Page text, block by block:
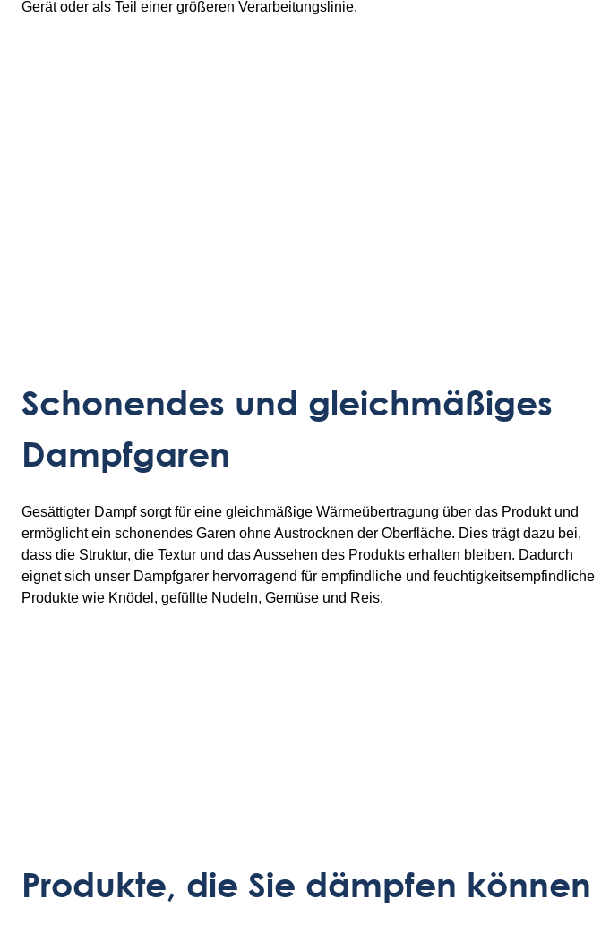
Gerät oder als Teil einer größeren Verarbeitungslinie.
Schonendes und gleichmäßiges
Dampfgaren
Gesättigter Dampf sorgt für eine gleichmäßige Wärmeübertragung über das Produkt und
ermöglicht ein schonendes Garen ohne Austrocknen der Oberfläche. Dies trägt dazu bei,
dass die Struktur, die Textur und das Aussehen des Produkts erhalten bleiben. Dadurch
eignet sich unser Dampfgarer hervorragend für empfindliche und feuchtigkeitsempfindliche
Produkte wie Knödel, gefüllte Nudeln, Gemüse und Reis.
Produkte, die Sie dämpfen können